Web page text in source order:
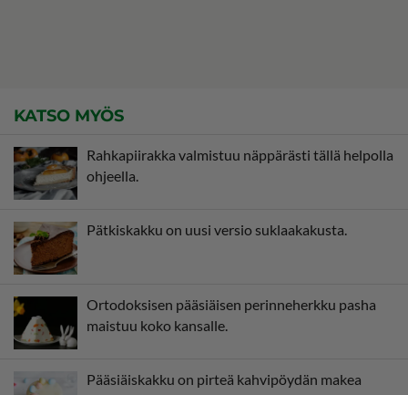
KATSO MYÖS
Rahkapiirakka valmistuu näppärästi tällä helpolla
ohjeella.
Pätkiskakku on uusi versio suklaakakusta.
Ortodoksisen pääsiäisen perinneherkku pasha
maistuu koko kansalle.
Pääsiäiskakku on pirteä kahvipöydän makea